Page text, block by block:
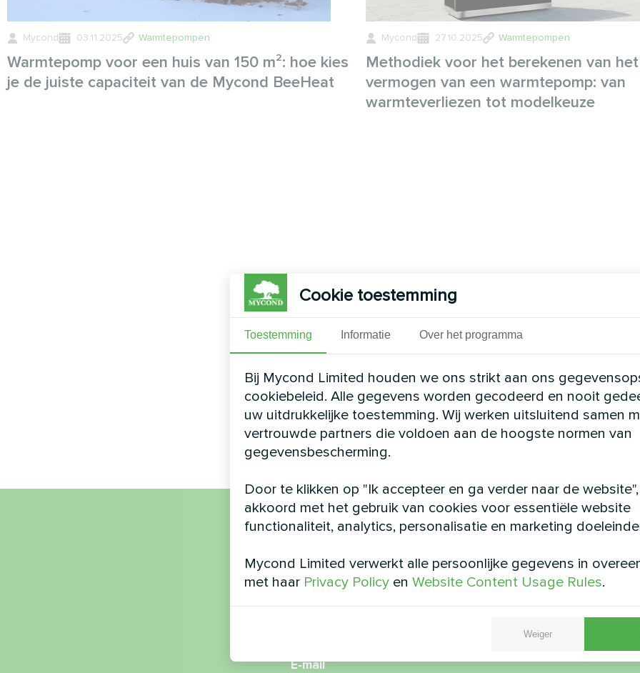
Mycond 03.11.2025 Warmtepompen
Warmtepomp voor een huis van 150 m²: hoe kies
je de juiste capaciteit van de Mycond BeeHeat
Mycond 27.10.2025 Warmtepompen
Methodiek voor het berekenen van het
vermogen van een warmtepomp: van
warmteverliezen tot modelkeuze
Naam
E-mail
Cookie toestemming
Toestemming Informatie Over het programma
Bij Mycond Limited houden we ons strikt aan ons
cookiebeleid. Alle gegevens worden gecodeerd en nooit
uw uitdrukkelijke toestemming. Wij werken uitsluitend samen
vertrouwde partners die voldoen aan de hoogste normen van
gegevensbescherming.
Door te klikken op "Ik accepteer en ga verder naar de
akkoord met het gebruik van cookies voor essentiële website
functionaliteit, analytics, personalisatie en marketing
Mycond Limited verwerkt alle persoonlijke gegevens in
met haar Privacy Policy en Website Content Usage Rules.
Weiger